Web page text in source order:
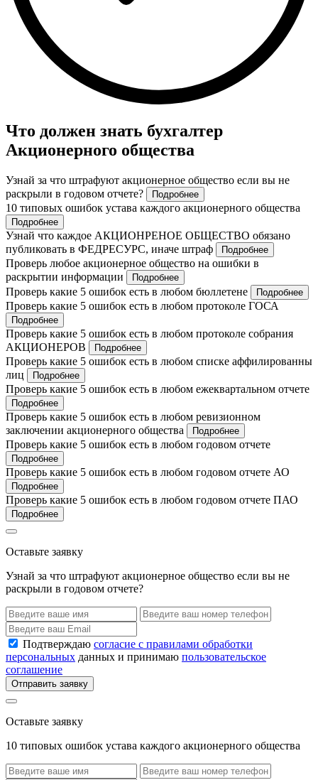
Что должен знать бухгалтер
Акционерного общества
Узнай за что штрафуют акционерное общество если вы не
раскрыли в годовом отчете?
Подробнее
10 типовых ошибок устава каждого акционерного общества
Подробнее
Узнай что каждое АКЦИОНРЕНОЕ ОБЩЕСТВО обязано
публиковать в ФЕДРЕСУРС, иначе штраф
Подробнее
Проверь любое акционерное общество на ошибки в
раскрытии информации
Подробнее
Проверь какие 5 ошибок есть в любом бюллетене Подробнее
Проверь какие 5 ошибок есть в любом протоколе ГОСА
Подробнее
Проверь какие 5 ошибок есть в любом протоколе собрания
АКЦИОНЕРОВ
Подробнее
Проверь какие 5 ошибок есть в любом списке аффилированны
лиц
Подробнее
Проверь какие 5 ошибок есть в любом ежеквартальном отчете
Подробнее
Проверь какие 5 ошибок есть в любом ревизионном
заключении акционерного общества
Подробнее
Проверь какие 5 ошибок есть в любом годовом отчете
Подробнее
Проверь какие 5 ошибок есть в любом годовом отчете АО
Подробнее
Проверь какие 5 ошибок есть в любом годовом отчете ПАО
Подробнее
Оставьте заявку
Узнай за что штрафуют акционерное общество если вы не
раскрыли в годовом отчете?
Подтверждаю согласие с правилами обработки
персональных данных и принимаю пользовательское
соглашение
Отправить заявку
Оставьте заявку
10 типовых ошибок устава каждого акционерного общества